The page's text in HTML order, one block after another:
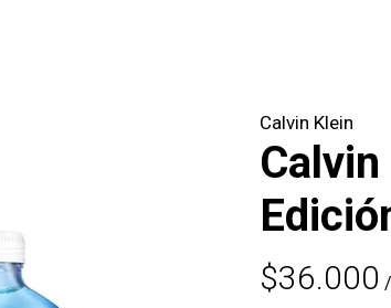
Calvin Klein
$36.000